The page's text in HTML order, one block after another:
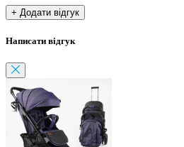
+ Додати відгук
Написати відгук